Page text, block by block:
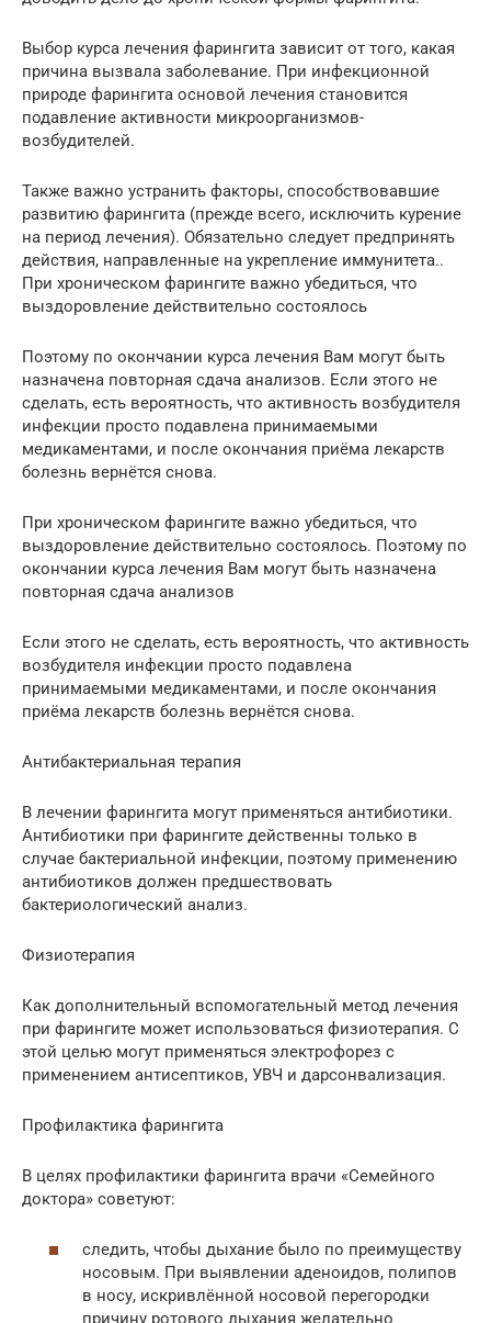
Выбор курса лечения фарингита зависит от того, какая
причина вызвала заболевание. При инфекционной
природе фарингита основой лечения становится
подавление активности микроорганизмов-
возбудителей.
Также важно устранить факторы, способствовавшие
развитию фарингита (прежде всего, исключить курение
на период лечения). Обязательно следует предпринять
действия, направленные на укрепление иммунитета..
При хроническом фарингите важно убедиться, что
выздоровление действительно состоялось
Поэтому по окончании курса лечения Вам могут быть
назначена повторная сдача анализов. Если этого не
сделать, есть вероятность, что активность возбудителя
инфекции просто подавлена принимаемыми
медикаментами, и после окончания приёма лекарств
болезнь вернётся снова.
При хроническом фарингите важно убедиться, что
выздоровление действительно состоялось. Поэтому по
окончании курса лечения Вам могут быть назначена
повторная сдача анализов
Если этого не сделать, есть вероятность, что активность
возбудителя инфекции просто подавлена
принимаемыми медикаментами, и после окончания
приёма лекарств болезнь вернётся снова.
Антибактериальная терапия
В лечении фарингита могут применяться антибиотики.
Антибиотики при фарингите действенны только в
случае бактериальной инфекции, поэтому применению
антибиотиков должен предшествовать
бактериологический анализ.
Физиотерапия
Как дополнительный вспомогательный метод лечения
при фарингите может использоваться физиотерапия. С
этой целью могут применяться электрофорез с
применением антисептиков, УВЧ и дарсонвализация.
Профилактика фарингита
В целях профилактики фарингита врачи «Семейного
доктора» советуют:
следить, чтобы дыхание было по преимуществу
носовым. При выявлении аденоидов, полипов
в носу, искривлённой носовой перегородки
причину ротового дыхания желательно